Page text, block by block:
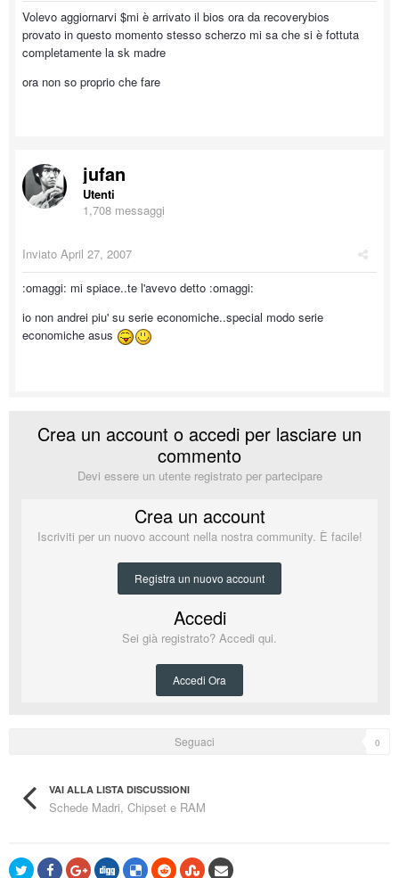
Volevo aggiornarvi $mi è arrivato il bios ora da recoverybios
provato in questo momento stesso scherzo mi sa che si è fottuta
completamente la sk madre
ora non so proprio che fare
jufan
Utenti
1,708 messaggi
Inviato April 27, 2007
:omaggi: mi spiace..te l'avevo detto :omaggi:
io non andrei piu' su serie economiche..special modo serie
economiche asus
Crea un account o accedi per lasciare un
commento
Devi essere un utente registrato per partecipare
Crea un account
Iscriviti per un nuovo account nella nostra community. È facile!
Registra un nuovo account
Accedi
Sei già registrato? Accedi qui.
Accedi Ora
Seguaci 0
VAI ALLA LISTA DISCUSSIONI
Schede Madri, Chipset e RAM